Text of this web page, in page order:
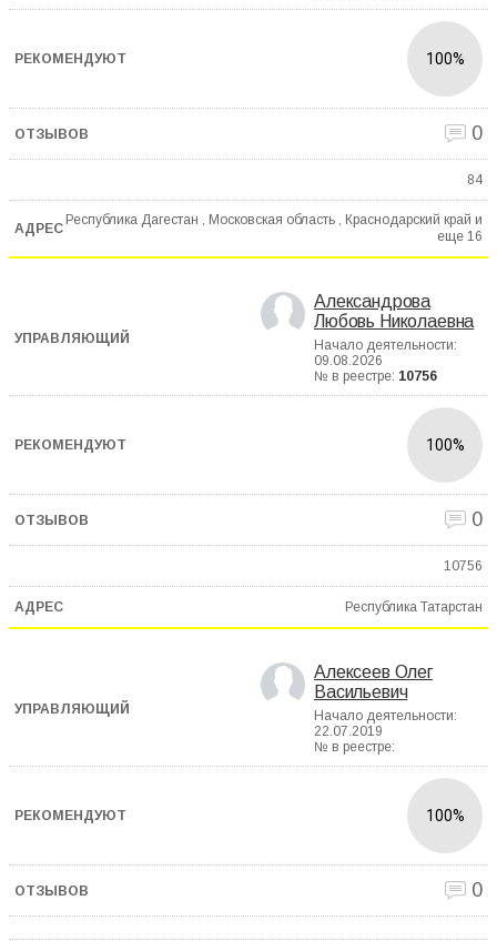
100%
0
84
Республика Дагестан , Московская область , Краснодарский край и
еще 16
Александрова
Любовь Николаевна
Начало деятельности:
09.08.2026
№ в реестре: 10756
100%
0
10756
Республика Татарстан
Алексеев Олег
Васильевич
Начало деятельности:
22.07.2019
№ в реестре:
100%
0